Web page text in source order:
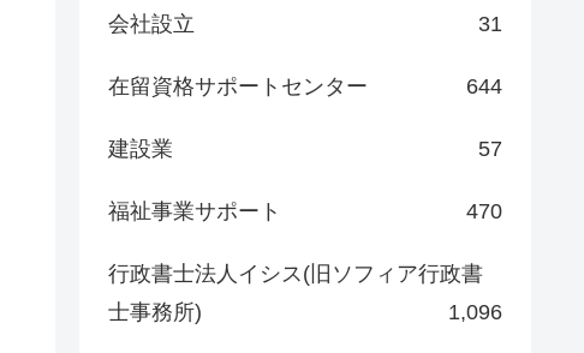
会社設立 31
在留資格サポートセンター 644
建設業 57
福祉事業サポート 470
行政書士法人イシス(旧ソフィア行政書
士事務所)
1,096